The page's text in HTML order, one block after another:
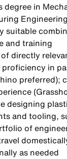
degree in
suitable
and training
directly
in
preferred);
designing
and tooling,
of
as needed